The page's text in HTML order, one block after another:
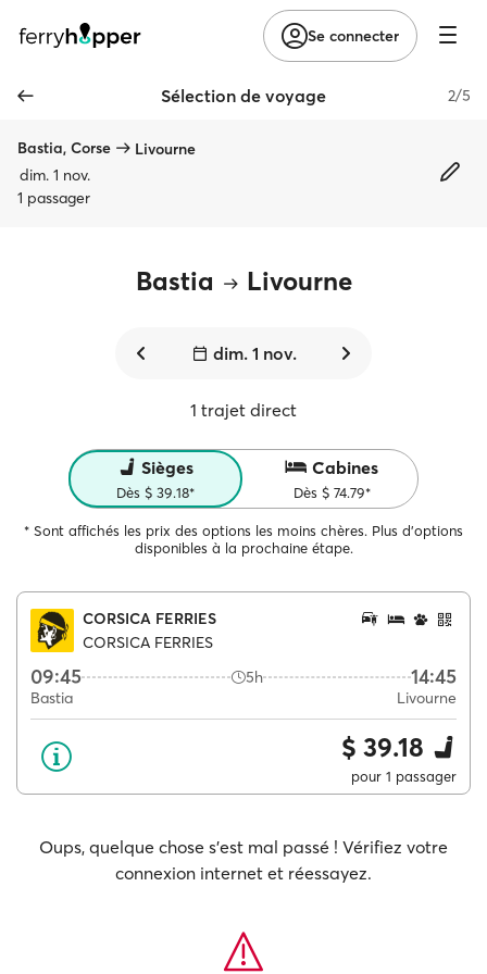
Se connecter
Sélection de voyage 2/5
Bastia, Corse
Livourne
dim. 1 nov.
1 passager
Bastia Livourne
dim. 1 nov.
1 trajet direct
Sièges
Dès $ 39.18*
Cabines
Dès $ 74.79*
* Sont affichés les prix des options les moins chères. Plus d'options
disponibles à la prochaine étape.
CORSICA FERRIES
CORSICA FERRIES
09:45 5h 14:45
Bastia Livourne
$ 39.18
pour 1 passager
Oups, quelque chose s'est mal passé ! Vérifiez votre
connexion internet et réessayez.